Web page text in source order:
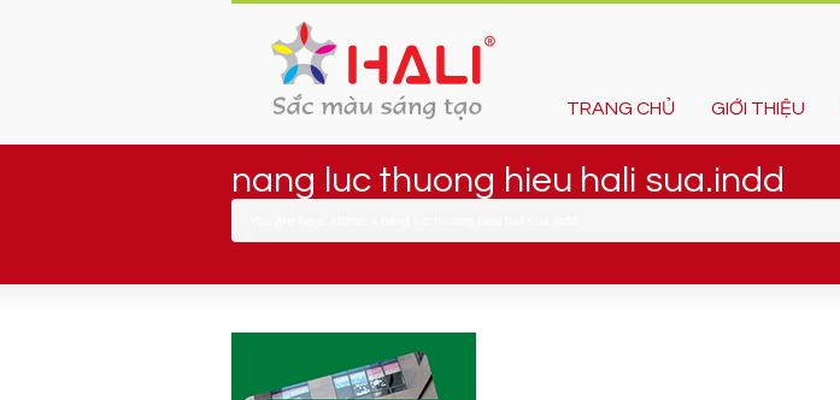
TRANG CHỦ GIỚI THIỆU
nang luc thuong hieu hali sua.indd